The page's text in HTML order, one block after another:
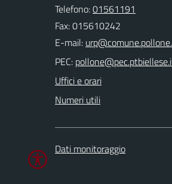
Telefono:01561191
Fax: 015610242
E-mail:
PEC:
Uffici e orari
Numeri utili
Dati monitoraggio